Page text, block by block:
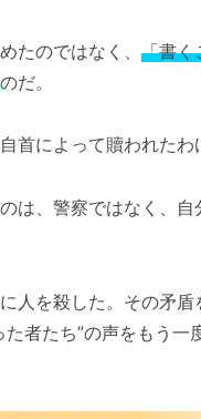
たのではなく、 「書く
のだ。
首によって贖われたわ
は、警察ではなく、自
人を殺した。その矛
た者たち”の声をもう一